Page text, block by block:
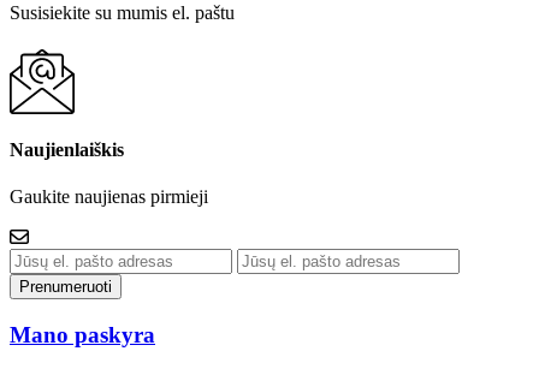
Susisiekite su mumis el. paštu
Naujienlaiškis
Gaukite naujienas pirmieji
Prenumeruoti
Mano paskyra